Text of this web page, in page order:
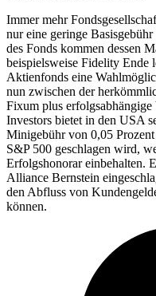
Immer mehr
nur eine geringe
des Fonds kommen dessen
beispielsweise Fidelity Ende
Aktienfonds eine
nun zwischen der
Fixum plus
Investors bietet in den USA
Minigebühr von 0,05
S&P 500 geschlagen wird,
Erfolgshonorar einbehalten.
Alliance Bernstein
den Abfluss von
können.